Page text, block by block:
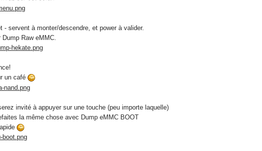
- servent à monter/descendre, et power à valider.
Raw eMMC.
un café
invité à appuyer sur une touche (peu importe laquelle)
la même chose avec Dump eMMC BOOT